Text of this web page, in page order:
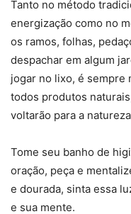
Tanto no método
energização como no
os ramos, folhas,
despachar em algum
jogar no lixo, é sempre
todos produtos
voltarão para a
Tome seu banho de
oração, peça e
e dourada, sinta essa
e sua mente.